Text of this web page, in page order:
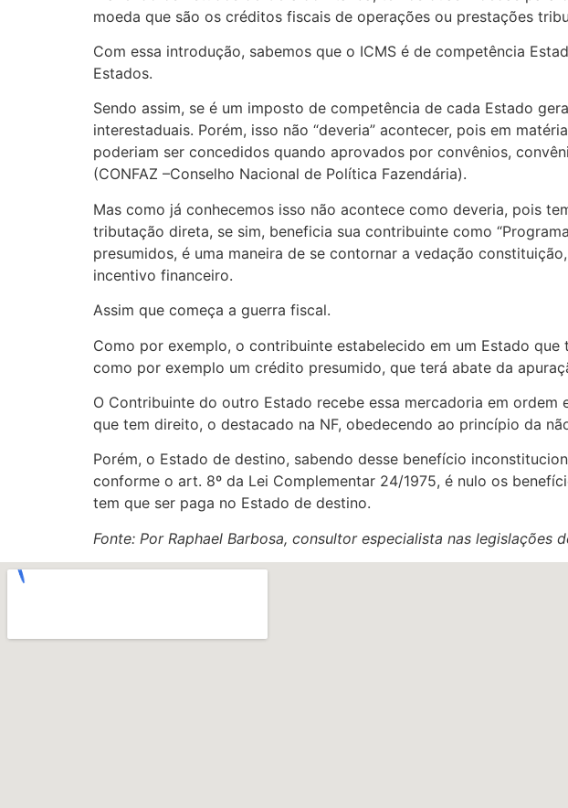
moeda que são os créditos fiscais de operações ou prestações
Com essa introdução, sabemos que o ICMS é de competência
Estados.
Sendo assim, se é um imposto de competência de cada Estado
interestaduais. Porém, isso não “deveria” acontecer, pois em
poderiam ser concedidos quando aprovados por convênios,
(CONFAZ –Conselho Nacional de Política Fazendária).
Mas como já conhecemos isso não acontece como deveria, pois
tributação direta, se sim, beneficia sua contribuinte como
presumidos, é uma maneira de se contornar a vedação
incentivo financeiro.
Assim que começa a guerra fiscal.
Como por exemplo, o contribuinte estabelecido em um Estado
como por exemplo um crédito presumido, que terá abate da
O Contribuinte do outro Estado recebe essa mercadoria em
que tem direito, o destacado na NF, obedecendo ao princípio da
Porém, o Estado de destino, sabendo desse benefício
conforme o art. 8º da Lei Complementar 24/1975, é nulo os
tem que ser paga no Estado de destino.
Fonte: Por Raphael Barbosa, consultor especialista nas legislações